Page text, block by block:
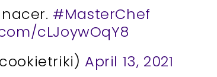
#MasterChef
cLJoywOqY8
April 13, 2021